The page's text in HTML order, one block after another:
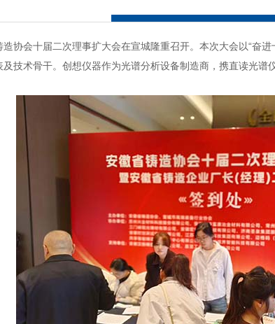
协会十届二次理事扩大会在宣城隆重召开。本次大会以“奋
技术骨干。创想仪器作为光谱分析设备制造商，携直读光